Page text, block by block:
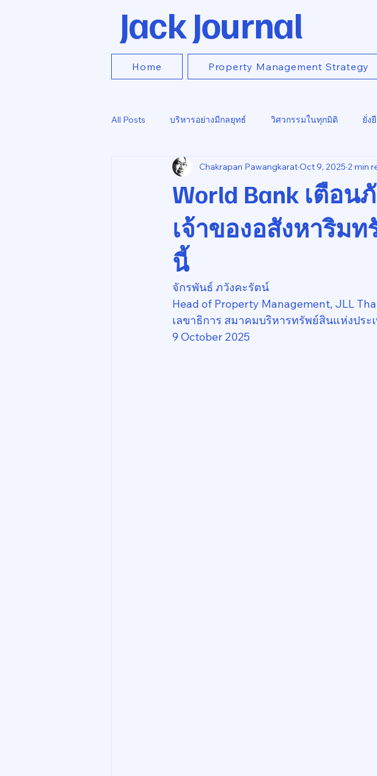
Jack Journal
Home Property Management Strategy
All Posts บริหารอย่างมีกลยุทธ์ วิศวกรรมในทุกมิติ ยั่ง
World Bank เตือน
เจ้าของอสังหาริม
นี้
Chakrapan PawangkaratOct 9, 2025 2 min
จักรพันธ์ ภวังคะรัตน์
Head of Property Management, JLL
เลขาธิการ สมาคมบริหารทรัพย์สินแห่งประ
9 October 2025